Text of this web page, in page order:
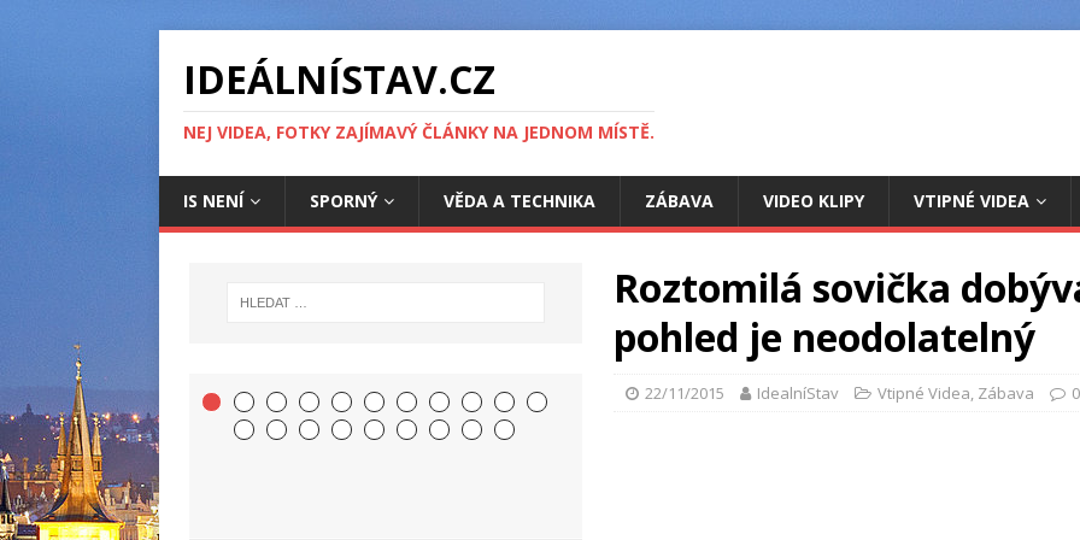
IDEÁLNÍSTAV.CZ
NEJ VIDEA, FOTKY ZAJÍMAVÝ ČLÁNKY NA JEDNOM MÍSTĚ.
IS NENÍ SPORNÝ VĚDA A TECHNIKA ZÁBAVA VIDEO KLIPY VTIPNÉ VIDEA
Roztomilá sovička
pohled je neodolatelný
22/11/2015 IdealníStav Vtipné Videa, Zábava 0